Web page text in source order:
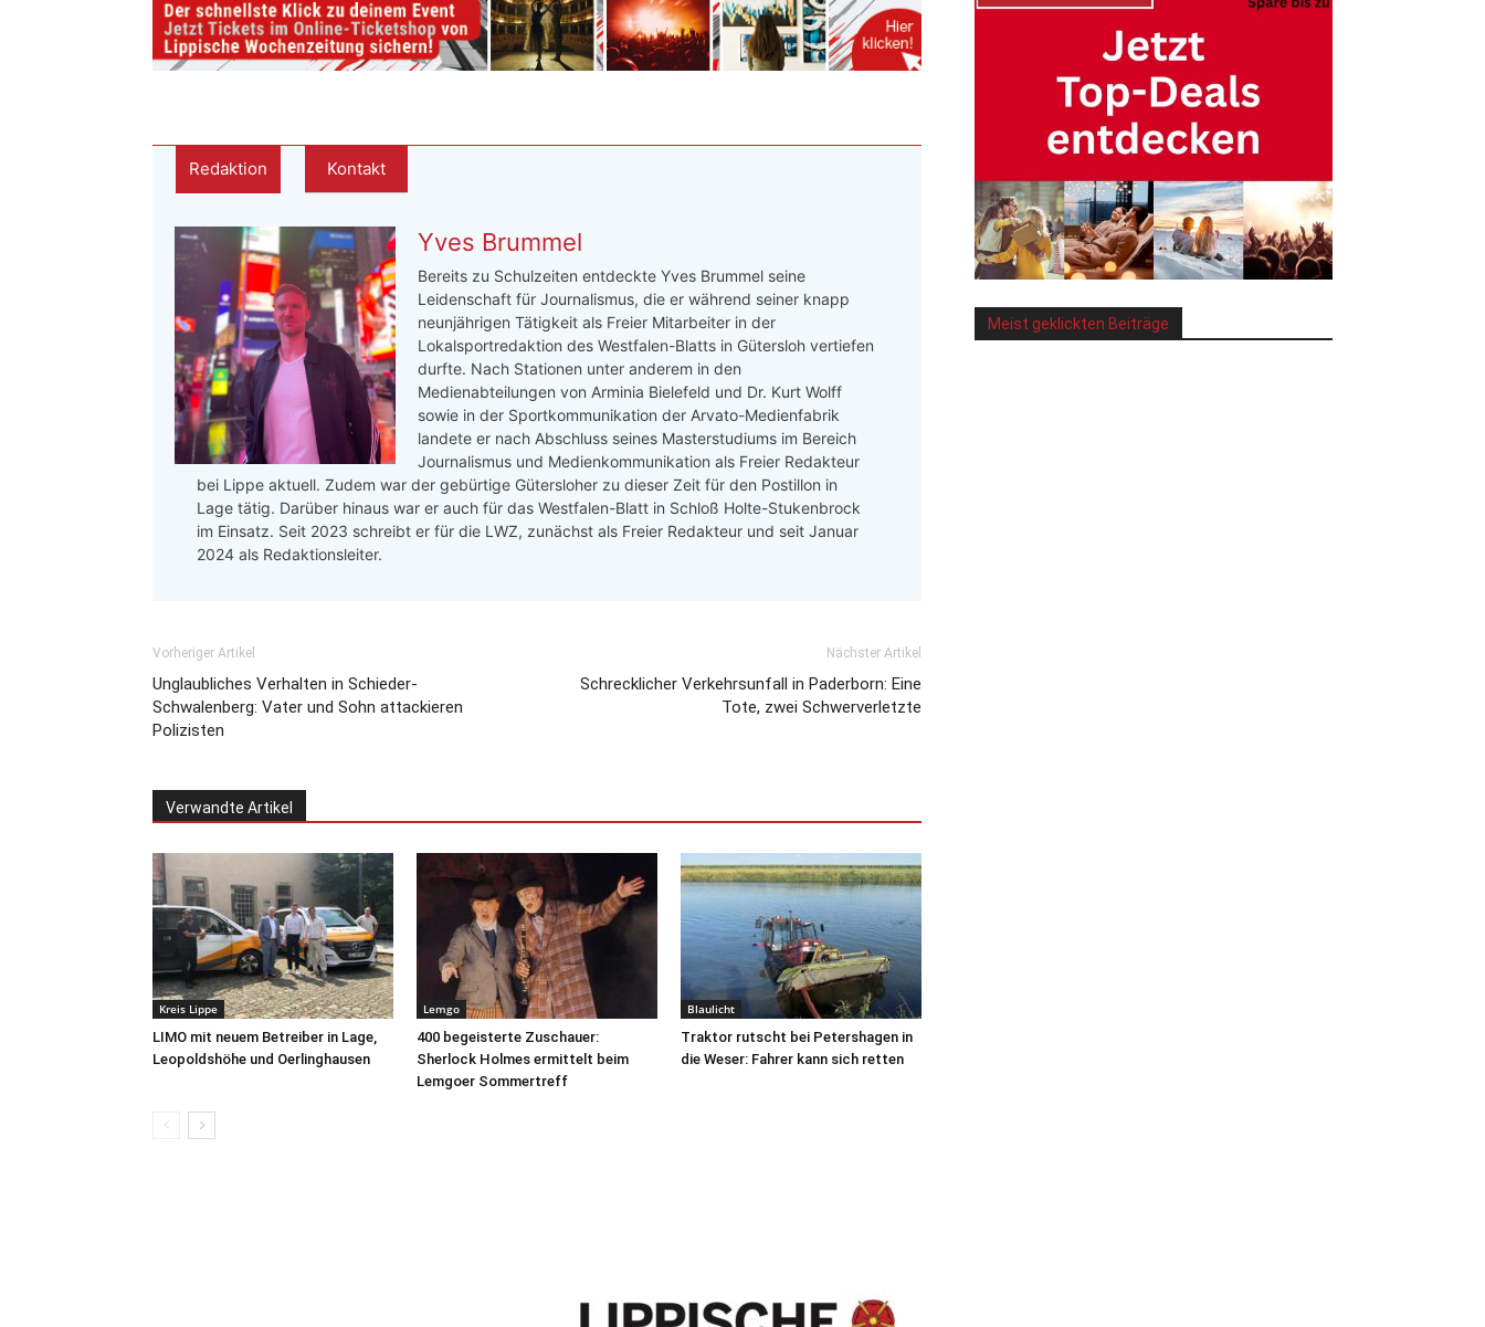
Redaktion Kontakt
Yves Brummel
Bereits zu Schulzeiten entdeckte Yves Brummel seine
Leidenschaft für Journalismus, die er während seiner knapp
neunjährigen Tätigkeit als Freier Mitarbeiter in der
Lokalsportredaktion des Westfalen-Blatts in Gütersloh vertiefen
durfte. Nach Stationen unter anderem in den
Medienabteilungen von Arminia Bielefeld und Dr. Kurt Wolff
sowie in der Sportkommunikation der Arvato-Medienfabrik
landete er nach Abschluss seines Masterstudiums im Bereich
Journalismus und Medienkommunikation als Freier Redakteur
bei Lippe aktuell. Zudem war der gebürtige Gütersloher zu dieser Zeit für den Postillon in
Lage tätig. Darüber hinaus war er auch für das Westfalen-Blatt in Schloß Holte-Stukenbrock
im Einsatz. Seit 2023 schreibt er für die LWZ, zunächst als Freier Redakteur und seit Januar
2024 als Redaktionsleiter.
Vorheriger Artikel
Unglaubliches Verhalten in Schieder-
Schwalenberg: Vater und Sohn attackieren
Polizisten
Nächster Artikel
Schrecklicher Verkehrsunfall in Paderborn: Eine
Tote, zwei Schwerverletzte
Verwandte Artikel
Kreis Lippe
LIMO mit neuem Betreiber in Lage,
Leopoldshöhe und Oerlinghausen
Lemgo
400 begeisterte Zuschauer:
Sherlock Holmes ermittelt beim
Lemgoer Sommertreff
Blaulicht
Traktor rutscht bei Petershagen in
die Weser: Fahrer kann sich retten
Meist geklickten Beiträge